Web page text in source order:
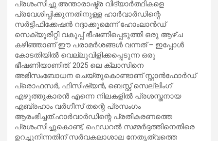
പ്രശംസിച്ചു.അന്താരാഷ്ട്ര വിദ്യാർത്ഥികളെ
പ്രവേശിപ്പിക്കുന്നതിനുള്ള ഹാർവാർഡിന്റെ
സർട്ടിഫിക്കേഷൻ റദ്ദാക്കുമെന്ന് ഹോംലാൻഡ്
സെക്യൂരിറ്റി വകുപ്പ് ഭീഷണിപ്പെടുത്തി ഒരു ആഴ്ച
കഴിഞ്ഞാണ് ഈ പരാമർശങ്ങൾ വന്നത് – ഇപ്പോൾ
കോടതിയിൽ വെല്ലുവിളിക്കപ്പെടുന്ന ഒരു
ഭീഷണിയാണിത്. 2025 ലെ ക്ലാസിനെ
അഭിസംബോധന ചെയ്തുകൊണ്ടാണ് സ്റ്റാൻഫോർഡ്
പ്രൊഫസർ, ഫിസിഷ്യൻ, ബെസ്റ്റ് സെല്ലിംഗ്
എഴുത്തുകാരൻ എന്നെ നിലകളിൽ പ്രശസ്തനായ
എബ്രഹാം വർഗീസ് തന്റെ പ്രസംഗം
ആരംഭിച്ചത്.ഹാർവാർഡിന്റെ പ്രതികരണത്തെ
പ്രശംസിച്ചുകൊണ്ട്, ഫെഡറൽ സമ്മർദ്ദത്തിനെതിരെ
ഉറച്ചുനിന്നതിന് സർവകലാശാല നേതൃത്വത്തെ